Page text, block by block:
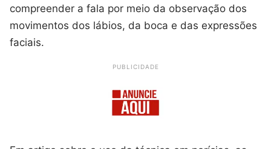
compreender a fala por meio da observação dos
movimentos dos lábios, da boca e das expressões
faciais.
PUBLICIDADE